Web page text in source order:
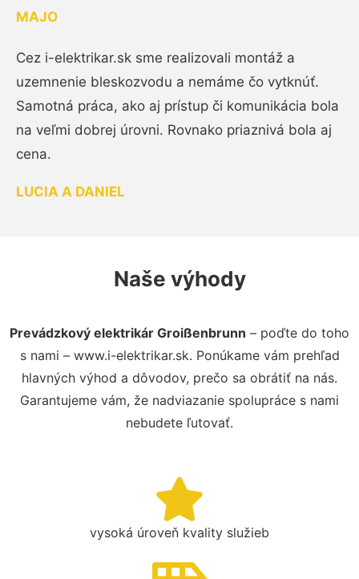
MAJO
Cez i-elektrikar.sk sme realizovali montáž a
uzemnenie bleskozvodu a nemáme čo vytknúť.
Samotná práca, ako aj prístup či komunikácia bola
na veľmi dobrej úrovni. Rovnako priaznivá bola aj
cena.
LUCIA A DANIEL
Naše výhody
Prevádzkový elektrikár Groißenbrunn – poďte do toho
s nami – www.i-elektrikar.sk. Ponúkame vám prehľad
hlavných výhod a dôvodov, prečo sa obrátiť na nás.
Garantujeme vám, že nadviazanie spolupráce s nami
nebudete ľutovať.
vysoká úroveň kvality služieb